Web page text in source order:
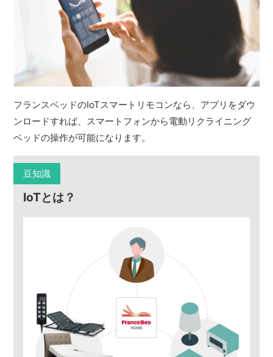
フランスベッドのIoTスマートリモコンなら、アプリをダウ
ンロードすれば、スマートフォンから電動リクライニング
ベッドの操作が可能になります。
豆知識
IoTとは？